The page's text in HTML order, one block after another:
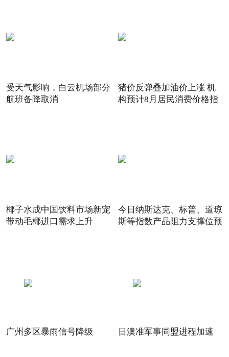
受天气影响，白云机场部分
航班备降取消
猪价反弹叠加油价上涨 机
构预计8月居民消费价格指
椰子水成中国饮料市场新宠
带动毛椰进口需求上升
今日纳斯达克、标普、道琼
斯等指数产品阻力支撑位预
广州多区暴雨信号降级 日澳准军事同盟进程加速